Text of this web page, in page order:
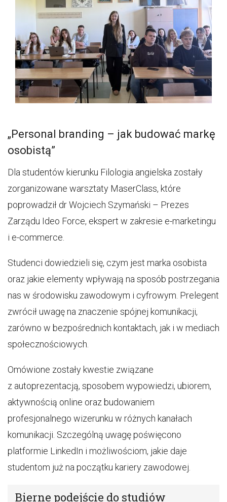
„Personal branding – jak budować markę
osobistą”
Dla studentów kierunku Filologia angielska zostały
zorganizowane warsztaty MaserClass, które
poprowadził dr Wojciech Szymański – Prezes
Zarządu Ideo Force, ekspert w zakresie e-marketingu
i e-commerce.
Studenci dowiedzieli się, czym jest marka osobista
oraz jakie elementy wpływają na sposób postrzegania
nas w środowisku zawodowym i cyfrowym. Prelegent
zwrócił uwagę na znaczenie spójnej komunikacji,
zarówno w bezpośrednich kontaktach, jak i w mediach
społecznościowych.
Omówione zostały kwestie związane
z autoprezentacją, sposobem wypowiedzi, ubiorem,
aktywnością online oraz budowaniem
profesjonalnego wizerunku w różnych kanałach
komunikacji. Szczególną uwagę poświęcono
platformie LinkedIn i możliwościom, jakie daje
studentom już na początku kariery zawodowej.
Bierne podejście do studiów